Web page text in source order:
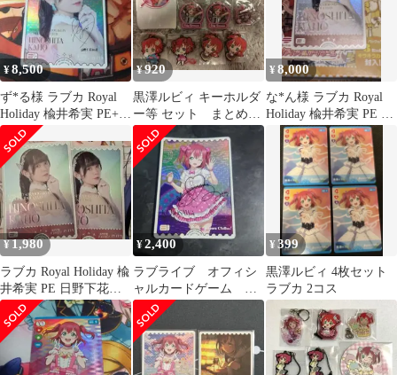
¥8,500
ず*る様 ラブカ Royal
Holiday 楡井希実 PE+
日野下花帆
¥920
黒澤ルビィ キーホルダ
ー等 セット まとめ売
り
¥8,000
な*ん様 ラブカ Royal
Holiday 楡井希実 PE 日
野下花帆
¥1,980
ラブカ Royal Holiday 楡
井希実 PE 日野下花帆 2
枚セット
¥2,400
ラブライブ オフィシ
ャルカードゲーム 黒
澤ルビィ サイン 箔
押し
¥399
黒澤ルビィ 4枚セット
ラブカ 2コス